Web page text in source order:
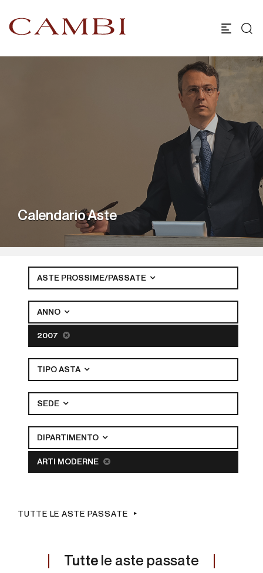
Calendario Aste
ASTE PROSSIME/PASSATE
ANNO
2007
TIPO ASTA
SEDE
DIPARTIMENTO
ARTI MODERNE
TUTTE LE ASTE PASSATE
Tutte le aste passate